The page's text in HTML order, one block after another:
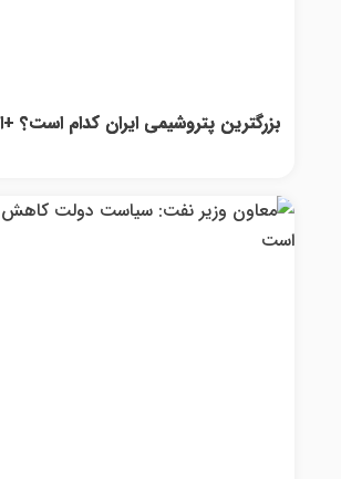
بزرگترین پتروشیمی ایران کدام است؟